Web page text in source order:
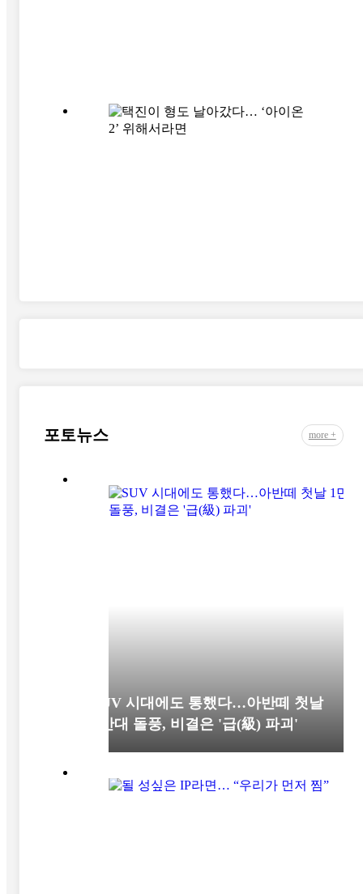
포토뉴스 more +
SUV 시대에도 통했다…아반떼 첫날
1만대 돌풍, 비결은 '급(級) 파괴'